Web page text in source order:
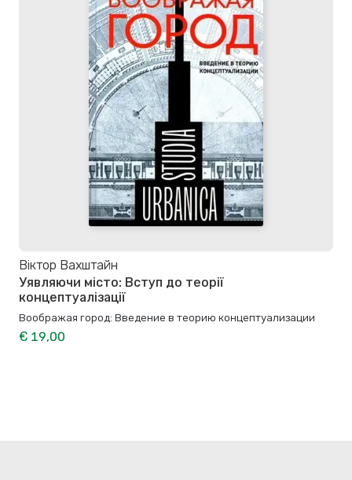
Віктор Вахштайн
Уявляючи місто: Вступ до теорії
концептуалізації
Воображая город: Введение в теорию концептуализации
€ 19,00